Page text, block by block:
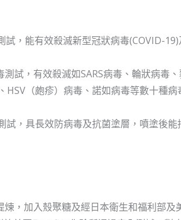
，能有效殺滅新型冠狀病毒(COVID-
試，有效殺滅如SARS病毒、輪狀病毒
（皰疹）病毒、諾如病毒等數十種病
試，具長效防病毒及抗菌塗層，噴塗後
，加入殼聚糖及經日本衛生和福利部及